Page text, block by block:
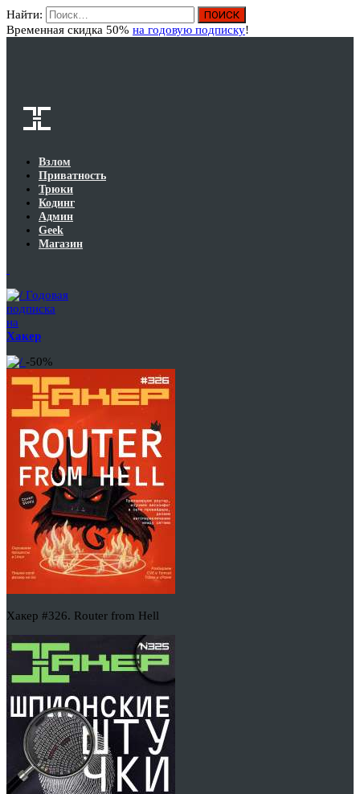
Найти:
Временная скидка 50% на годовую подписку!
Взлом
Приватность
Трюки
Кодинг
Админ
Geek
Магазин
Годовая
подписка
на
Хакер
-50%
Хакер #326. Router from Hell